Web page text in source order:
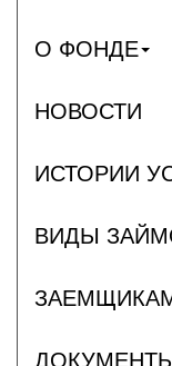
О ФОНДЕ
НОВОСТИ
ИСТОРИИ
ВИДЫ